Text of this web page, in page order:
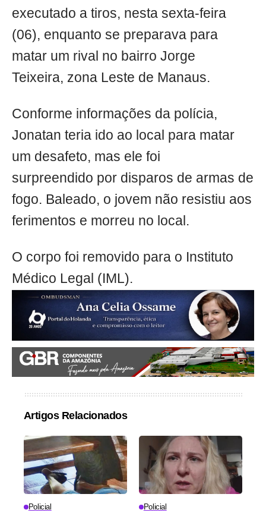
executado a tiros, nesta sexta-feira
(06), enquanto se preparava para
matar um rival no bairro Jorge
Teixeira, zona Leste de Manaus.
Conforme informações da polícia,
Jonatan teria ido ao local para matar
um desafeto, mas ele foi
surpreendido por disparos de armas de
fogo. Baleado, o jovem não resistiu aos
ferimentos e morreu no local.
O corpo foi removido para o Instituto
Médico Legal (IML).
Artigos Relacionados
Policial Policial